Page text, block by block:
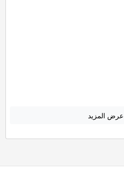
عرض المزيد